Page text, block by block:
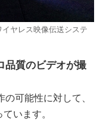
ヤレス映像伝送システ
品質のビデオが撮
可能性に対して、
います。